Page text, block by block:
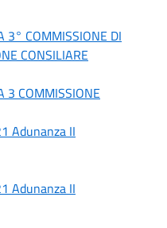
COMMISSIONE DI
CONSILIARE
3 COMMISSIONE
Adunanza II
Adunanza II